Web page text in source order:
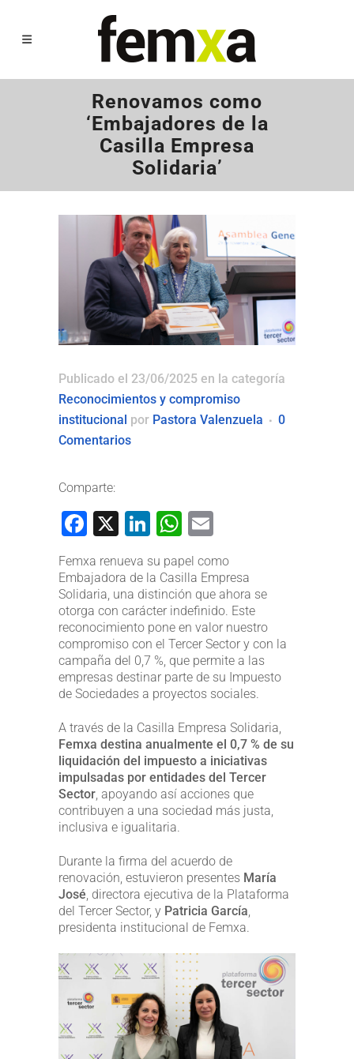
Renovamos como
‘Embajadores de la
Casilla Empresa
Solidaria’
Publicado el 23/06/2025 en la categoría
Reconocimientos y compromiso
institucional por Pastora Valenzuela
0
Comentarios
Comparte:
Facebook
X LinkedIn
WhatsApp
Femxa renueva su papel como
Embajadora de la Casilla Empresa
Solidaria, una distinción que ahora se
otorga con carácter indefinido. Este
reconocimiento pone en valor nuestro
compromiso con el Tercer Sector y con la
campaña del 0,7 %, que permite a las
empresas destinar parte de su Impuesto
de Sociedades a proyectos sociales.
A través de la Casilla Empresa Solidaria,
Femxa destina anualmente el 0,7 % de su
liquidación del impuesto a iniciativas
impulsadas por entidades del Tercer
Sector, apoyando así acciones que
contribuyen a una sociedad más justa,
inclusiva e igualitaria.
Durante la firma del acuerdo de
renovación, estuvieron presentes María
José, directora ejecutiva de la Plataforma
del Tercer Sector, y Patricia García,
presidenta institucional de Femxa.